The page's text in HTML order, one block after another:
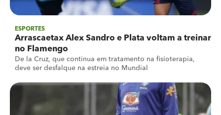
ESPORTES
Arrascaetax Alex Sandro e Plata voltam a treinar
no Flamengo
De la Cruz, que continua em tratamento na fisioterapia,
deve ser desfalque na estreia no Mundial